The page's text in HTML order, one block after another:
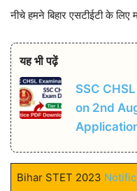
नीचे हमने बिहार एसटीईटी के लिए
यह भी पढ़ें
SSC
on 2nd
Bihar STET 2023